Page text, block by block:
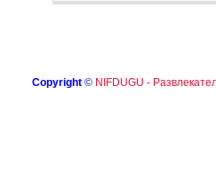
Copyright © NIFDUGU -